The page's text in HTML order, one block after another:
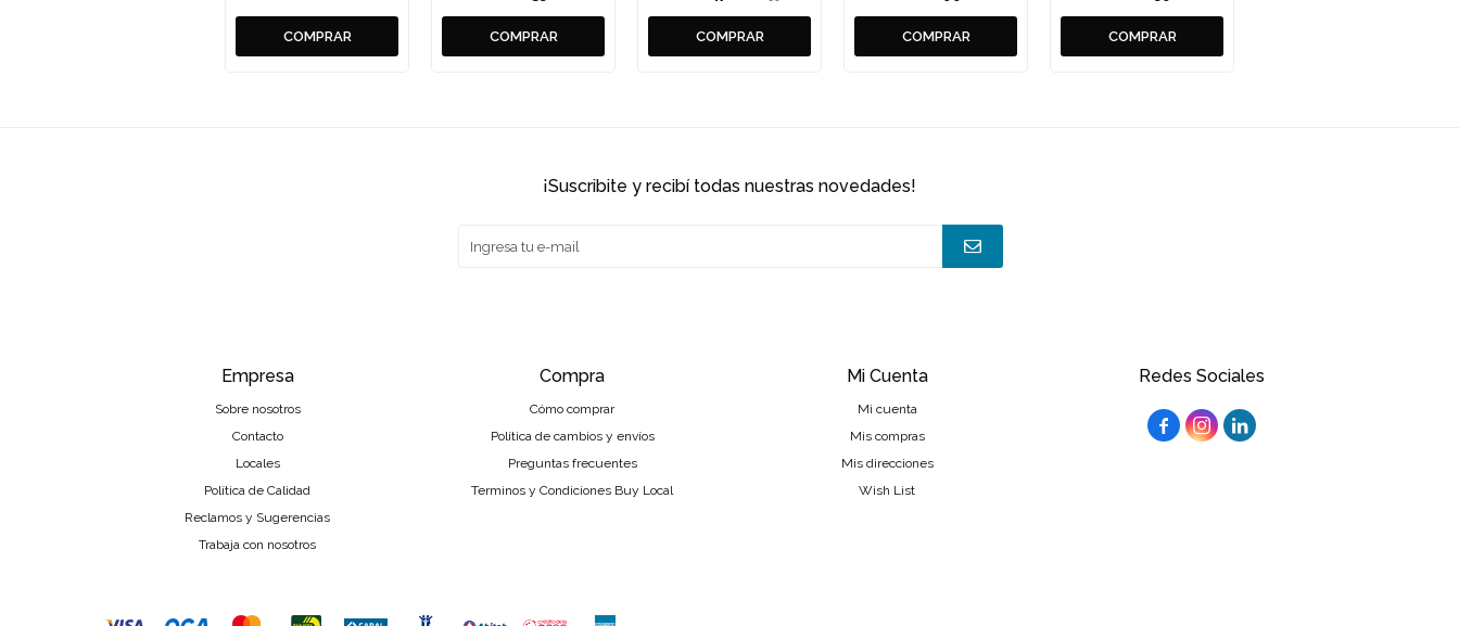
Redes Sociales
  
Empresa
Sobre nosotros
Contacto
Locales
Política de Calidad
Reclamos y Sugerencias
Trabaja con nosotros
Compra
Cómo comprar
Política de cambios y envíos
Preguntas frecuentes
Terminos y Condiciones Buy Local
Mi Cuenta
Mi cuenta
Mis compras
Mis direcciones
Wish List
¡suscribite y recibí todas nuestras novedades!